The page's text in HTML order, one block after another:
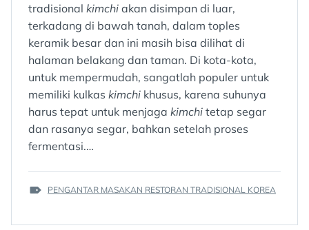
tradisional kimchi akan disimpan di luar,
terkadang di bawah tanah, dalam toples
keramik besar dan ini masih bisa dilihat di
halaman belakang dan taman. Di kota-kota,
untuk mempermudah, sangatlah populer untuk
memiliki kulkas kimchi khusus, karena suhunya
harus tepat untuk menjaga kimchi tetap segar
dan rasanya segar, bahkan setelah proses
fermentasi.…
TAGS
PENGANTAR MASAKAN RESTORAN TRADISIONAL KOREA